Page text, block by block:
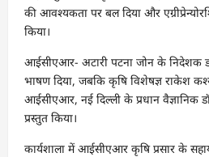
की आवश्यकता पर बल दिया और
किया।
आईसीएआर- अटारी पटना जोन के निदेशक
भाषण दिया, जबकि कृषि विशेषज्ञ राकेश
आईसीएआर, नई दिल्ली के प्रधान वैज्ञानिक
प्रस्तुत किया।
कार्यशाला में आईसीएआर कृषि प्रसार के